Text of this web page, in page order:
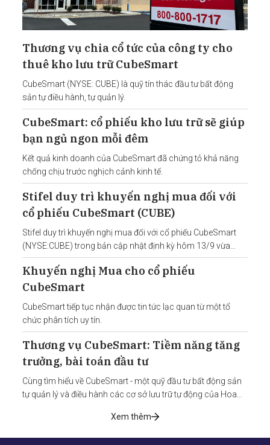
Thương vụ chia cổ tức của công ty cho
thuê kho lưu trữ CubeSmart
CubeSmart (NYSE: CUBE) là quỹ tín thác đầu tư bất động
sản tự điều hành, tự quản lý.
CubeSmart: cổ phiếu kho lưu trữ sẽ giúp
bạn ngủ ngon mỗi đêm
Kết quả kinh doanh của CubeSmart đã chứng tỏ khả năng
chống chịu trước nghịch cảnh kinh tế.
Stifel duy trì khuyến nghị mua đối với
cổ phiếu CubeSmart (CUBE)
Stifel duy trì khuyến nghị mua đối với cổ phiếu CubeSmart
(NYSE:CUBE) trong bản cập nhật định kỳ hôm 13/9 vừa
qua.
Khuyến nghị Mua cho cổ phiếu
CubeSmart
CubeSmart tiếp tục nhận được tin tức lạc quan từ một tổ
chức phân tích uy tín.
Thương vụ CubeSmart: Tiềm năng tăng
trưởng, bài toán đầu tư
Cùng tìm hiểu về CubeSmart - một quỹ đầu tư bất động sản
tự quản lý và điều hành các cơ sở lưu trữ tự động của Hoa
Xem thêm